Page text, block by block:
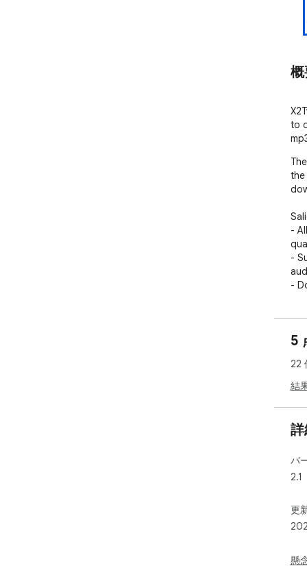
to
the
-
-
-
1.
3.
4.
to
5
22
結
バ
2.1
更
懸